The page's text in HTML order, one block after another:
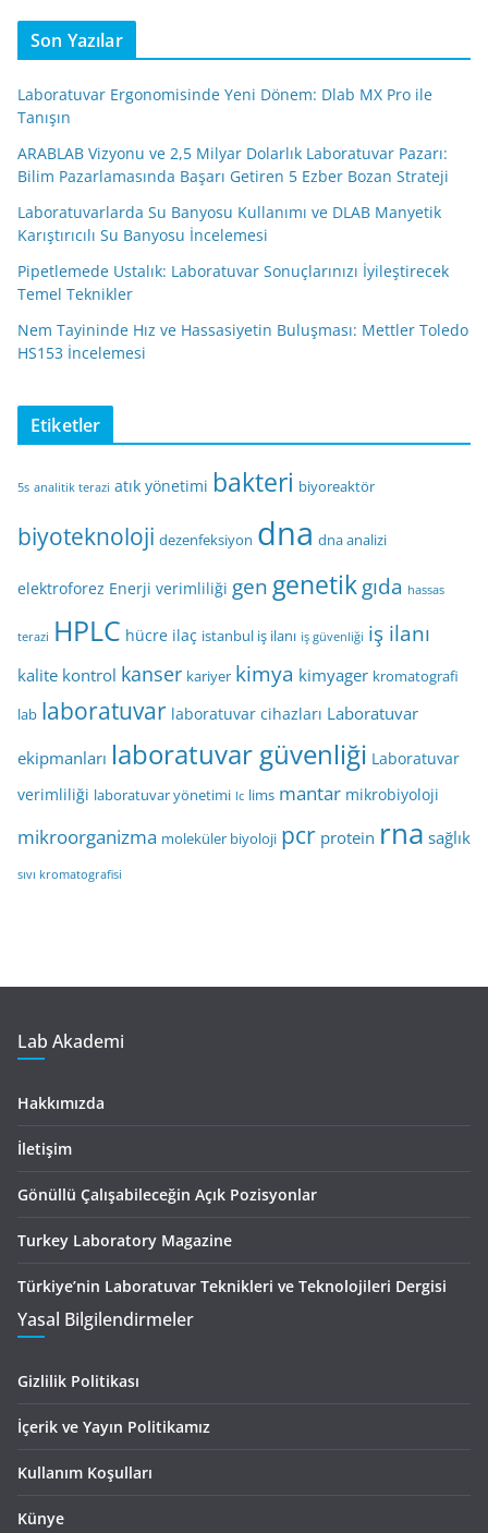
Son Yazılar
Laboratuvar Ergonomisinde Yeni Dönem: Dlab MX Pro ile
Tanışın
ARABLAB Vizyonu ve 2,5 Milyar Dolarlık Laboratuvar Pazarı:
Bilim Pazarlamasında Başarı Getiren 5 Ezber Bozan Strateji
Laboratuvarlarda Su Banyosu Kullanımı ve DLAB Manyetik
Karıştırıcılı Su Banyosu İncelemesi
Pipetlemede Ustalık: Laboratuvar Sonuçlarınızı İyileştirecek
Temel Teknikler
Nem Tayininde Hız ve Hassasiyetin Buluşması: Mettler Toledo
HS153 İncelemesi
Etiketler
5s analitik terazi atık yönetimi bakteri biyoreaktör
biyoteknoloji dezenfeksiyon dna dna analizi
elektroforez Enerji verimliliği gen genetikgıda hassas
terazi HPLC hücre ilaç istanbul iş ilanı iş güvenliği iş ilanı
kalite kontrol kanser kariyer kimya kimyager kromatografi
lab laboratuvar laboratuvar cihazları Laboratuvar
ekipmanları laboratuvar güvenliği Laboratuvar
verimliliği laboratuvar yönetimi lc lims mantar mikrobiyoloji
mikroorganizma moleküler biyoloji pcr protein rna sağlık
sıvı kromatografisi
Lab Akademi
Hakkımızda
İletişim
Gönüllü Çalışabileceğin Açık Pozisyonlar
Turkey Laboratory Magazine
Türkiye’nin Laboratuvar Teknikleri ve Teknolojileri Dergisi
Yasal Bilgilendirmeler
Gizlilik Politikası
İçerik ve Yayın Politikamız
Kullanım Koşulları
Künye